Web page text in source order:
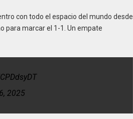
con todo el espacio del mundo desde
para marcar el 1-1. Un empate
2025